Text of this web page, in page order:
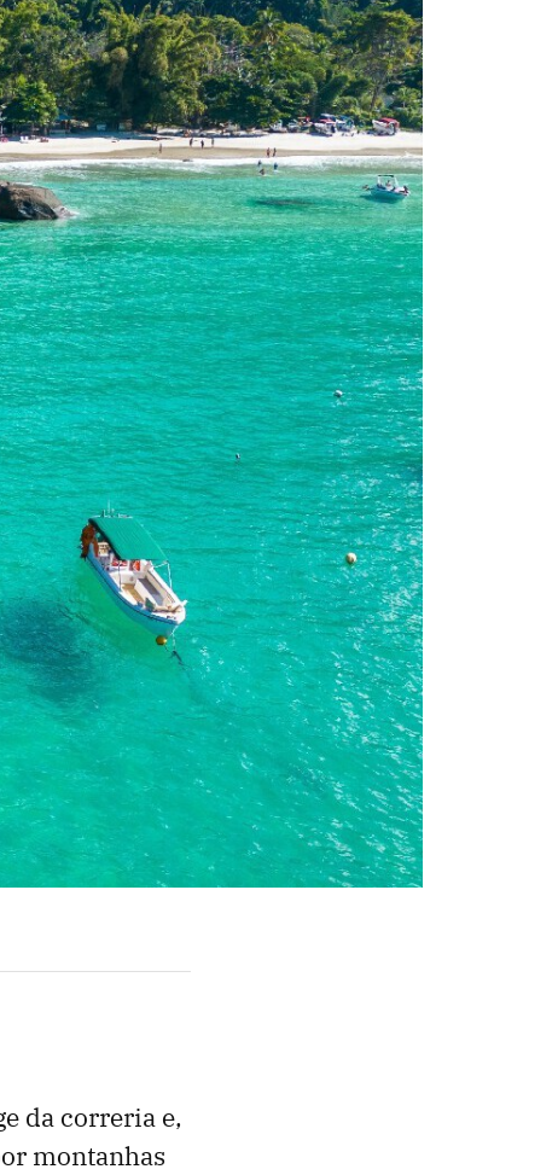
da correria e,
montanhas